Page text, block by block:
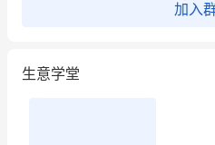
加入
生意学堂